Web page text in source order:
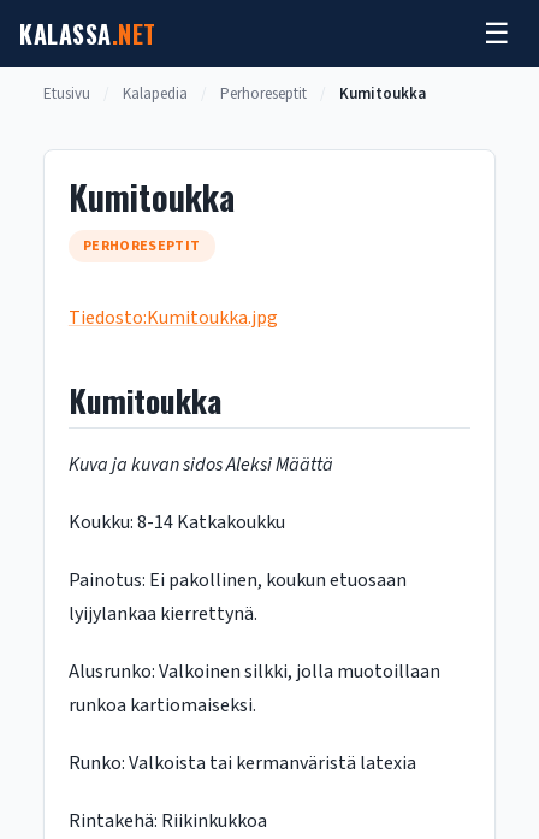
sisältöön
KALASSA.NET ☰
Etusivu Kalapedia Perhoreseptit Kumitoukka
Kumitoukka
PERHORESEPTIT
Tiedosto:Kumitoukka.jpg‎
Kumitoukka
Kuva ja kuvan sidos Aleksi Määttä
Koukku: 8-14 Katkakoukku
Painotus: Ei pakollinen, koukun etuosaan
lyijylankaa kierrettynä.
Alusrunko: Valkoinen silkki, jolla muotoillaan
runkoa kartiomaiseksi.
Runko: Valkoista tai kermanväristä latexia
Rintakehä: Riikinkukkoa